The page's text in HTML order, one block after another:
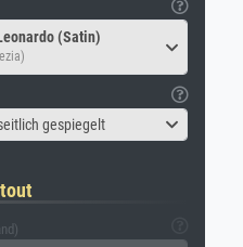
(Satin)
gespiegelt